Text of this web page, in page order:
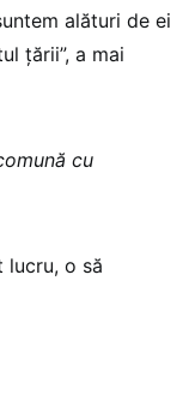
alături de ei
țării”, a mai
cu
lucru, o să